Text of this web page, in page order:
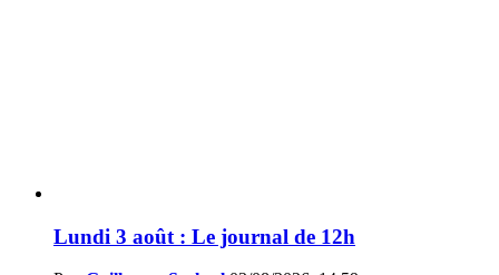
Lundi 3 août : Le journal de 12h